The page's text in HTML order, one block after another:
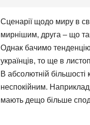
Сценарії щодо миру в
мирнішим, друга – що
Однак бачимо
українців, то ще в
‍В абсолютній
неспокійним.
мають дещо більше